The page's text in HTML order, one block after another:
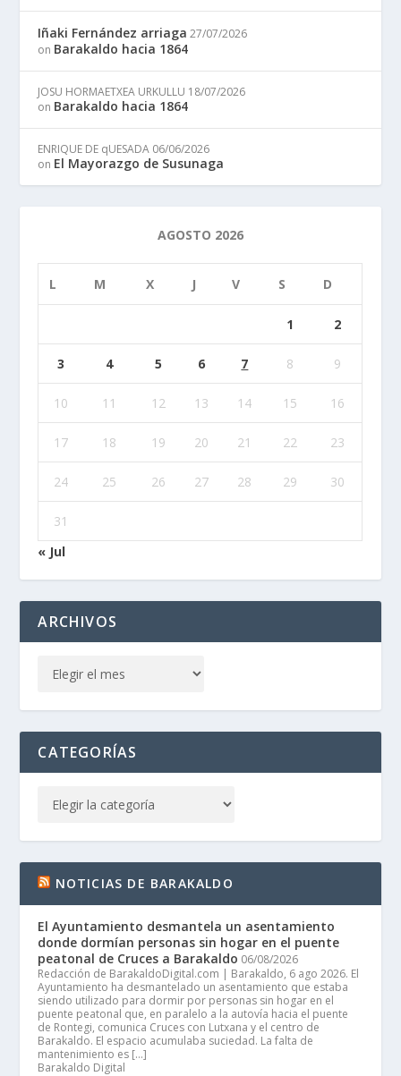
Iñaki Fernández arriaga 27/07/2026
on Barakaldo hacia 1864
JOSU HORMAETXEA URKULLU 18/07/2026
on Barakaldo hacia 1864
ENRIQUE DE qUESADA 06/06/2026
on El Mayorazgo de Susunaga
AGOSTO 2026
L M X J V S D
1 2
3 4 5 6 7 8 9
10 11 12 13 14 15 16
17 18 19 20 21 22 23
24 25 26 27 28 29 30
31
« Jul
ARCHIVOS
CATEGORÍAS
NOTICIAS DE BARAKALDO
El Ayuntamiento desmantela un asentamiento
donde dormían personas sin hogar en el puente
peatonal de Cruces a Barakaldo 06/08/2026
Redacción de BarakaldoDigital.com | Barakaldo, 6 ago 2026. El
Ayuntamiento ha desmantelado un asentamiento que estaba
siendo utilizado para dormir por personas sin hogar en el
puente peatonal que, en paralelo a la autovía hacia el puente
de Rontegi, comunica Cruces con Lutxana y el centro de
Barakaldo. El espacio acumulaba suciedad. La falta de
mantenimiento es […]
Barakaldo Digital